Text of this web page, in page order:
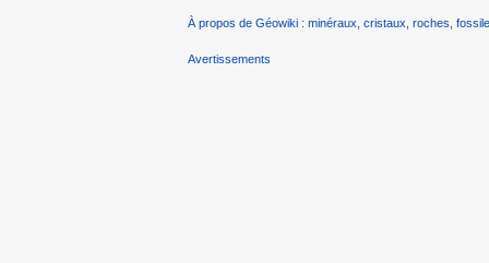
À propos de Géowiki : minéraux, cristaux, roches,
Avertissements